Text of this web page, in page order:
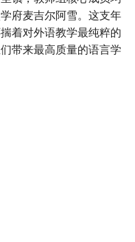
府麦吉尔阿雪。这支年
着对外语教学最纯粹的
带来最高质量的语言学